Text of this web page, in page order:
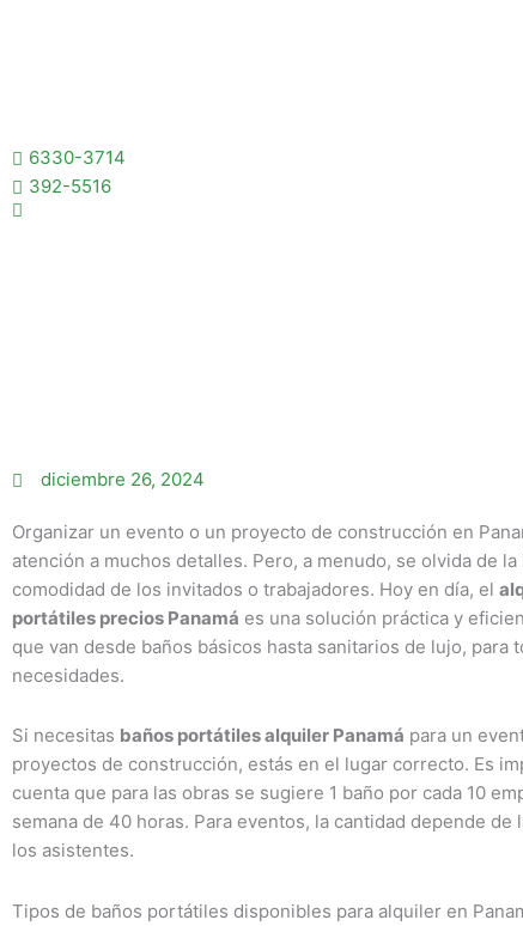
6330-3714
392-5516
diciembre 26, 2024
Organizar un evento o un proyecto de construcción en
atención a muchos detalles. Pero, a menudo, se olvida de
comodidad de los invitados o trabajadores. Hoy en día, el
portátiles precios Panamá es una solución práctica y
que van desde baños básicos hasta sanitarios de lujo, para
necesidades.
Si necesitas baños portátiles alquiler Panamá para un
proyectos de construcción, estás en el lugar correcto. Es
cuenta que para las obras se sugiere 1 baño por cada 10
semana de 40 horas. Para eventos, la cantidad depende de
los asistentes.
Tipos de baños portátiles disponibles para alquiler en